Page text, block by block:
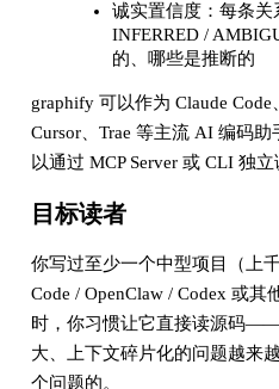
诚实置信度：每条关
INFERRED /
的、哪些是推断的
graphify 可以作为 Claude Code
Cursor、Trae 等主流 AI 编码
以通过 MCP Server 或 CLI 独立
目标读者
你写过至少一个中型项目（上
Code / OpenClaw / Codex 或
时，你习惯让它直接读源码
大、上下文碎片化的问题越来
个问题的。